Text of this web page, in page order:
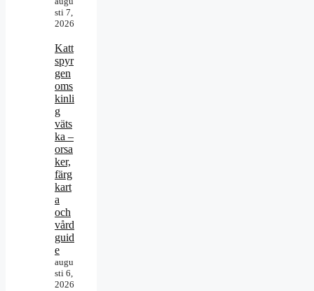
sti 7,
2026
Katt
spyr
gen
oms
kinli
g
väts
ka –
orsa
ker,
färg
kart
a
och
vård
guid
e
augu
sti 6,
2026